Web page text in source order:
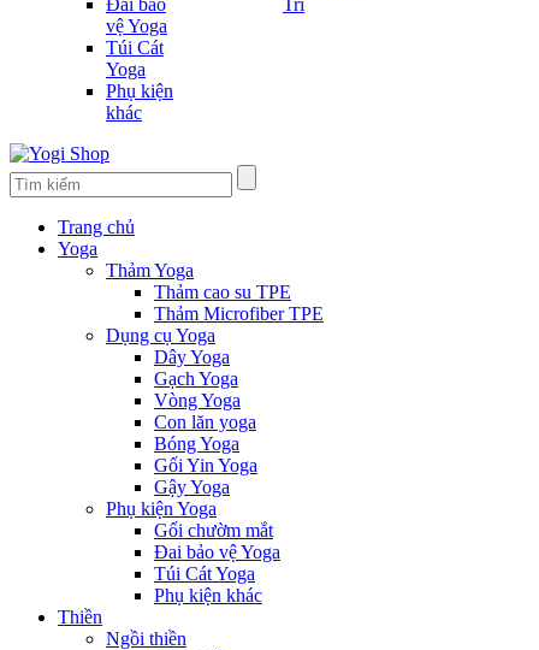
Đai bảo
vệ Yoga
Túi Cát
Yoga
Phụ kiện
khác
Trí
Trang chủ
Yoga
Thảm Yoga
Thảm cao su TPE
Thảm Microfiber TPE
Dụng cụ Yoga
Dây Yoga
Gạch Yoga
Vòng Yoga
Con lăn yoga
Bóng Yoga
Gối Yin Yoga
Gậy Yoga
Phụ kiện Yoga
Gối chườm mắt
Đai bảo vệ Yoga
Túi Cát Yoga
Phụ kiện khác
Thiền
Ngồi thiền